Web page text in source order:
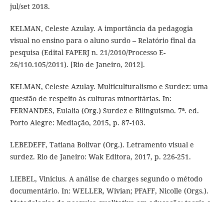
jul/set 2018.
KELMAN, Celeste Azulay. A importância da pedagogia
visual no ensino para o aluno surdo – Relatório final da
pesquisa (Edital FAPERJ n. 21/2010/Processo E-
26/110.105/2011). [Rio de Janeiro, 2012].
KELMAN, Celeste Azulay. Multiculturalismo e Surdez: uma
questão de respeito às culturas minoritárias. In:
FERNANDES, Eulalia (Org.) Surdez e Bilinguismo. 7ª. ed.
Porto Alegre: Mediação, 2015, p. 87-103.
LEBEDEFF, Tatiana Bolivar (Org.). Letramento visual e
surdez. Rio de Janeiro: Wak Editora, 2017, p. 226-251.
LIEBEL, Vinicius. A análise de charges segundo o método
documentário. In: WELLER, Wivian; PFAFF, Nicolle (Orgs.).